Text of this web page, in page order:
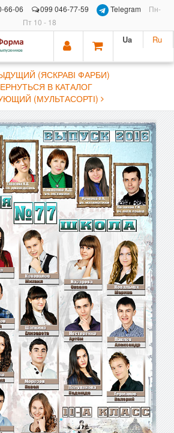
66-06 099 046-77-59 Telegram
Пн-
Пт 10 - 18
Ua Ru
(ЯСКРАВІ ФАРБИ)
В КАТАЛОГ
(МУЛЬТАСОРТІ)